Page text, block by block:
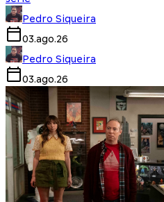
Pedro Siqueira
03.ago.26
Pedro Siqueira
03.ago.26